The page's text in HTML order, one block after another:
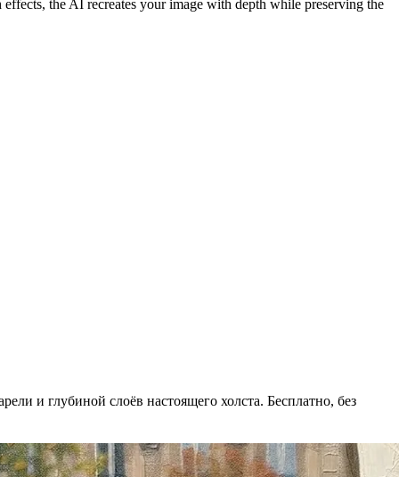
the AI recreates your image with depth while preserving the
и глубиной слоёв настоящего холста. Бесплатно, без